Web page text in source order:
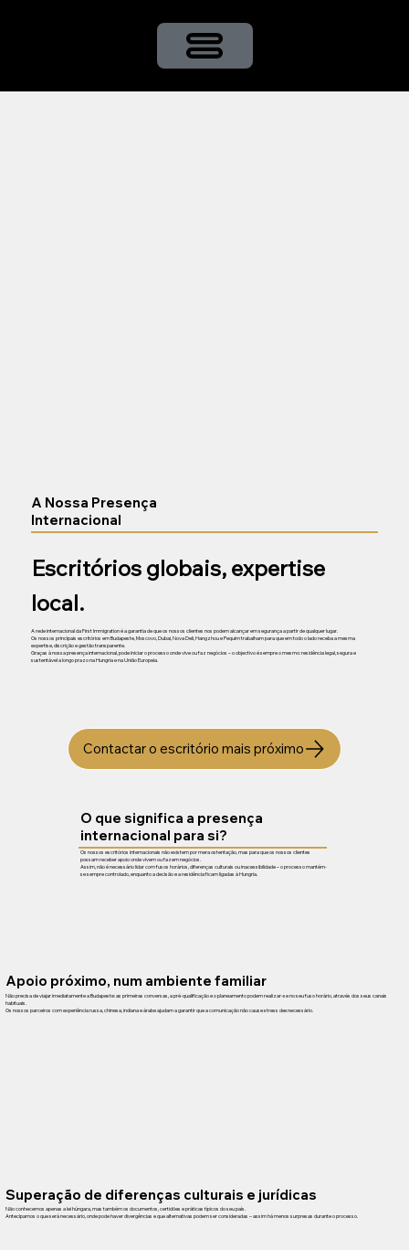
A Nossa Presença
Internacional
Escritórios globais, expertise
local.
A rede internacional da First Immigration é a garantia de que os nossos clientes nos podem alcançar em segurança a partir de qualquer lugar.
Os nossos principais escritórios em Budapeste, Moscovo, Dubai, Nova Deli, Hangzhou e Pequim trabalham para que em todo o lado receba a mesma
expertise, discrição e gestão transparente.
Graças à nossa presença internacional, pode iniciar o processo onde vive ou faz negócios – o objectivo é sempre o mesmo: residência legal, segura e
sustentável a longo prazo na Hungria e na União Europeia.
Contactar o escritório mais próximo
O que significa a presença
internacional para si?
Os nossos escritórios internacionais não existem por mera ostentação, mas para que os nossos clientes
possam receber apoio onde vivem ou fazem negócios.
Assim, não é necessário lidar com fusos horários, diferenças culturais ou inacessibilidade – o processo mantém-
se sempre controlado, enquanto a decisão e a residência ficam ligadas à Hungria.
Apoio próximo, num ambiente familiar
Não precisa de viajar imediatamente a Budapeste: as primeiras conversas, a pré-qualificação e o planeamento podem realizar-se no seu fuso horário, através dos seus canais
habituais.
Os nossos parceiros com experiência russa, chinesa, indiana e árabe ajudam a garantir que a comunicação não cause stress desnecessário.
Superação de diferenças culturais e jurídicas
Não conhecemos apenas a lei húngara, mas também os documentos, certidões e práticas típicos do seu país.
Antecipamos o que será necessário, onde pode haver divergências e que alternativas podem ser consideradas – assim há menos surpresas durante o processo.